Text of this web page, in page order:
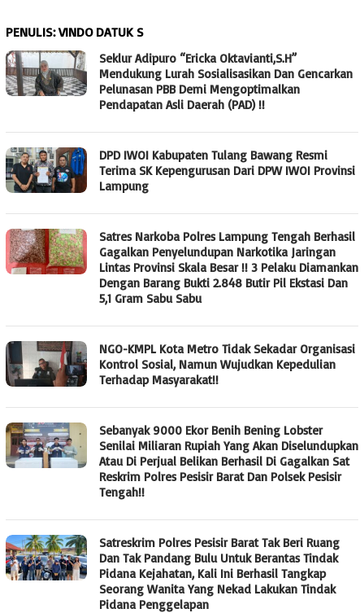
PENULIS:VINDO DATUK S
Seklur Adipuro “Ericka Oktavianti,S.H”
Mendukung Lurah Sosialisasikan Dan Gencarkan
Pelunasan PBB Demi Mengoptimalkan
Pendapatan Asli Daerah (PAD) !!
DPD IWOI Kabupaten Tulang Bawang Resmi
Terima SK Kepengurusan Dari DPW IWOI Provinsi
Lampung ‎
Satres Narkoba Polres Lampung Tengah Berhasil
Gagalkan Penyelundupan Narkotika Jaringan
Lintas Provinsi Skala Besar !! 3 Pelaku Diamankan
Dengan Barang Bukti 2.848 Butir Pil Ekstasi Dan
5,1 Gram Sabu Sabu
NGO-KMPL Kota Metro Tidak Sekadar Organisasi
Kontrol Sosial, Namun Wujudkan Kepedulian
Terhadap Masyarakat!!
Sebanyak 9000 Ekor Benih Bening Lobster
Senilai Miliaran Rupiah Yang Akan Diselundupkan
Atau Di Perjual Belikan Berhasil Di Gagalkan Sat
Reskrim Polres Pesisir Barat Dan Polsek Pesisir
Tengah!!
Satreskrim Polres Pesisir Barat Tak Beri Ruang
Dan Tak Pandang Bulu Untuk Berantas Tindak
Pidana Kejahatan, Kali Ini Berhasil Tangkap
Seorang Wanita Yang Nekad Lakukan Tindak
Pidana Penggelapan